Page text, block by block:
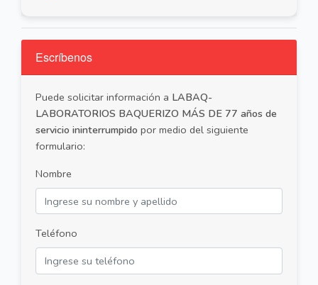
Escríbenos
Puede solicitar información a LABAQ-
LABORATORIOS BAQUERIZO MÁS DE 77 años de
servicio ininterrumpido por medio del siguiente
formulario:
Nombre
Teléfono